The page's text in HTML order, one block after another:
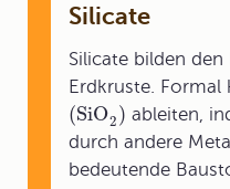
Silicate
Silicate bilden
Erdkruste. Formal
(SiO2 ) ableiten,
durch andere
bedeutende